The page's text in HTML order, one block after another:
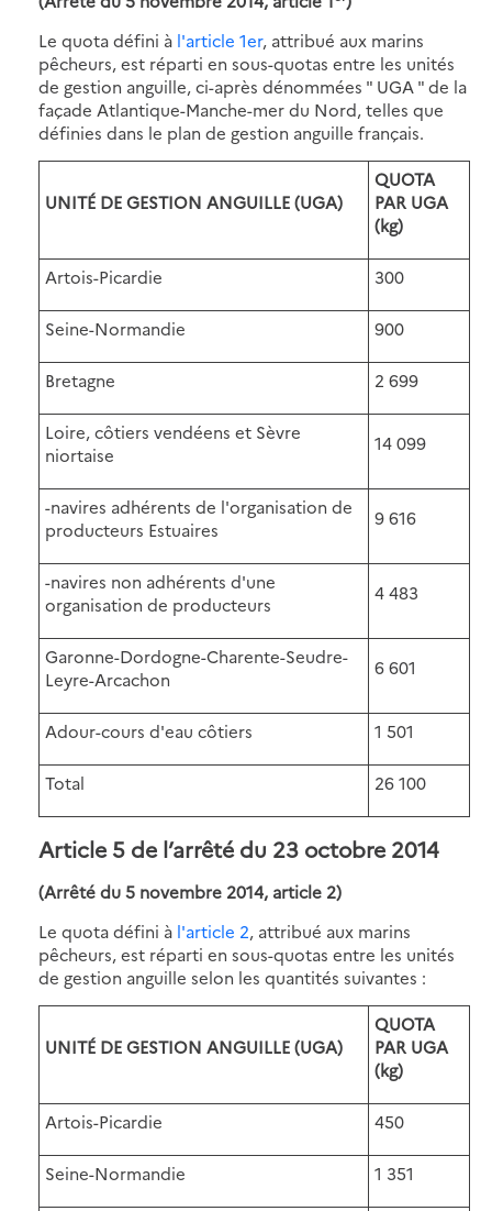
Le quota défini à l'article 1er, attribué aux marins
pêcheurs, est réparti en sous-quotas entre les unités
de gestion anguille, ci-après dénommées " UGA " de la
façade Atlantique-Manche-mer du Nord, telles que
définies dans le plan de gestion anguille français.
UNITÉ DE GESTION ANGUILLE (UGA)
QUOTA
PAR UGA
(kg)
Artois-Picardie 300
Seine-Normandie 900
Bretagne 2 699
Loire, côtiers vendéens et Sèvre
niortaise
14 099
-navires adhérents de l'organisation de
producteurs Estuaires
9 616
-navires non adhérents d'une
organisation de producteurs
4 483
Garonne-Dordogne-Charente-Seudre-
Leyre-Arcachon
6 601
Adour-cours d'eau côtiers 1 501
Total 26 100
Article 5 de l’arrêté du 23 octobre 2014
(Arrêté du 5 novembre 2014, article 2)
Le quota défini à l'article 2, attribué aux marins
pêcheurs, est réparti en sous-quotas entre les unités
de gestion anguille selon les quantités suivantes :
UNITÉ DE GESTION ANGUILLE (UGA)
QUOTA
PAR UGA
(kg)
Artois-Picardie 450
Seine-Normandie 1 351